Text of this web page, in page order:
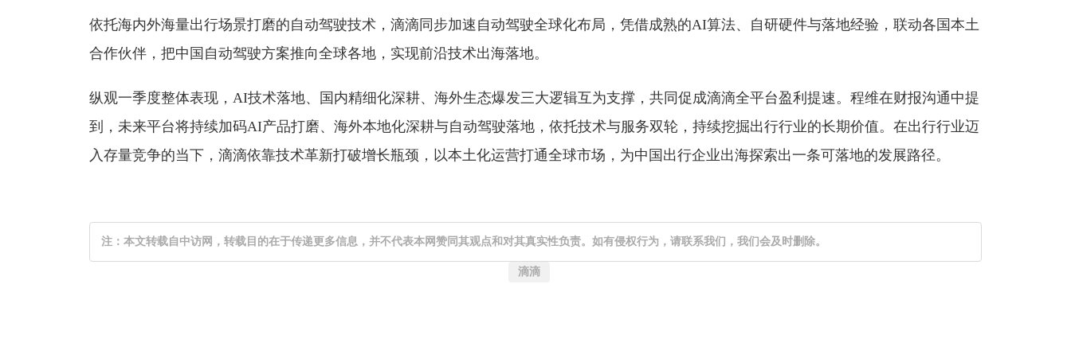
依托海内外海量出行场景打磨的自动驾驶技术，滴滴同步加速自动驾驶全球化布局，凭借成熟的AI算法、自研硬件与落地经验，联动各国本土
合作伙伴，把中国自动驾驶方案推向全球各地，实现前沿技术出海落地。
纵观一季度整体表现，AI技术落地、国内精细化深耕、海外生态爆发三大逻辑互为支撑，共同促成滴滴全平台盈利提速。程维在财报沟通中提
到，未来平台将持续加码AI产品打磨、海外本地化深耕与自动驾驶落地，依托技术与服务双轮，持续挖掘出行行业的长期价值。在出行行业迈
入存量竞争的当下，滴滴依靠技术革新打破增长瓶颈，以本土化运营打通全球市场，为中国出行企业出海探索出一条可落地的发展路径。
注：本文转载自中访网，转载目的在于传递更多信息，并不代表本网赞同其观点和对其真实性负责。如有侵权行为，请联系我们，我们会及时删除。
滴滴